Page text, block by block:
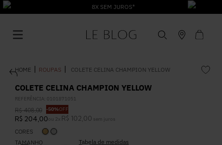
8X SEM JUROS*
ROUPAS COLETE CELINA CHAMPION YELLOW
COLETE CELINA CHAMPION YELLOW
REFERÊNCIA: 0101871051
R$ 408,00 -50%OFF
R$ 204,00 ou 2 x R$ 102 00 sem juros
CORES
TAMANHO
Tabela de medidas
1º Vestido